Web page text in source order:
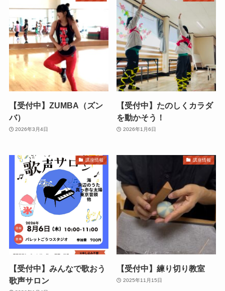
【受付中】ZUMBA（ズン
バ）
2026年3月4日
【受付中】たのしくカラダ
を動かそう！
2026年1月6日
講座情報
【受付中】みんなで歌おう
歌声サロン
講座情報
【受付中】練り切り教室
2025年11月15日